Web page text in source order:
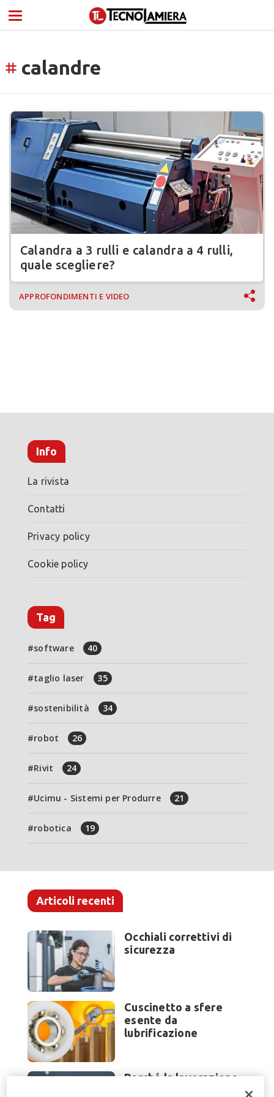
tag calandre
Calandra a 3 rulli e calandra a 4 rulli,
quale scegliere?
APPROFONDIMENTI E VIDEO
Info
La rivista
Contatti
Privacy policy
Cookie policy
Tag
software 40
taglio laser 35
sostenibilità 34
robot 26
Rivit 24
Ucimu - Sistemi per Produrre 21
robotica 19
Articoli recenti
Occhiali correttivi di
sicurezza
Cuscinetto a sfere
esente da
lubrificazione
Perché la lavorazione